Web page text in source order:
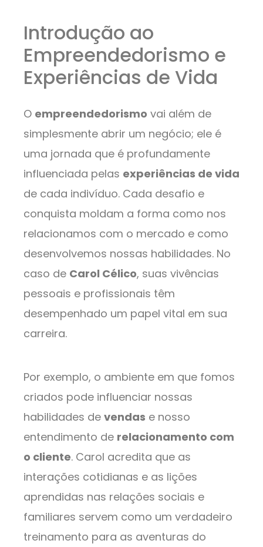
Introdução ao
Empreendedorismo e
Experiências de Vida
O empreendedorismo vai além de
simplesmente abrir um negócio; ele é
uma jornada que é profundamente
influenciada pelas experiências de vida
de cada indivíduo. Cada desafio e
conquista moldam a forma como nos
relacionamos com o mercado e como
desenvolvemos nossas habilidades. No
caso de Carol Célico, suas vivências
pessoais e profissionais têm
desempenhado um papel vital em sua
carreira.
Por exemplo, o ambiente em que fomos
criados pode influenciar nossas
habilidades de vendas e nosso
entendimento de relacionamento com
o cliente. Carol acredita que as
interações cotidianas e as lições
aprendidas nas relações sociais e
familiares servem como um verdadeiro
treinamento para as aventuras do